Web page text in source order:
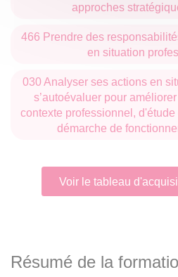
approches
466 Prendre des
en situation
030 Analyser ses actions en
s’autoévaluer pour
contexte professionnel,
démarche de
Voir le tableau
Résumé de la